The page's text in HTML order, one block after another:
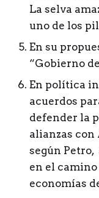
La selva
uno de los
En su
“Gobierno
En política
acuerdos
defender la
alianzas
según Petro,
en el
economías